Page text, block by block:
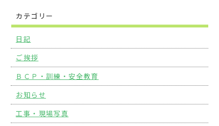
カテゴリー
日記
ご挨拶
ＢＣＰ・訓練・安全教育
お知らせ
工事・現場写真